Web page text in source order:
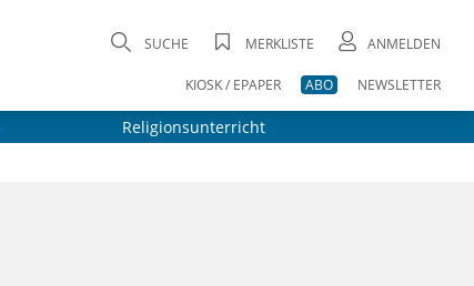
SUCHE MERKLISTE ANMELDEN
KIOSK / EPAPER ABO NEWSLETTER
Religionsunterricht